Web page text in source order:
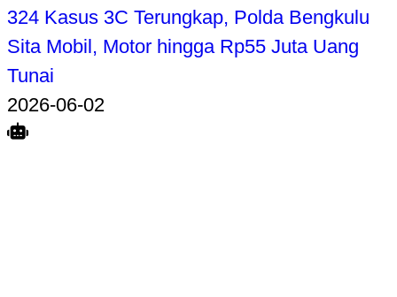
324 Kasus 3C Terungkap, Polda Bengkulu
Sita Mobil, Motor hingga Rp55 Juta Uang
Tunai
2026-06-02